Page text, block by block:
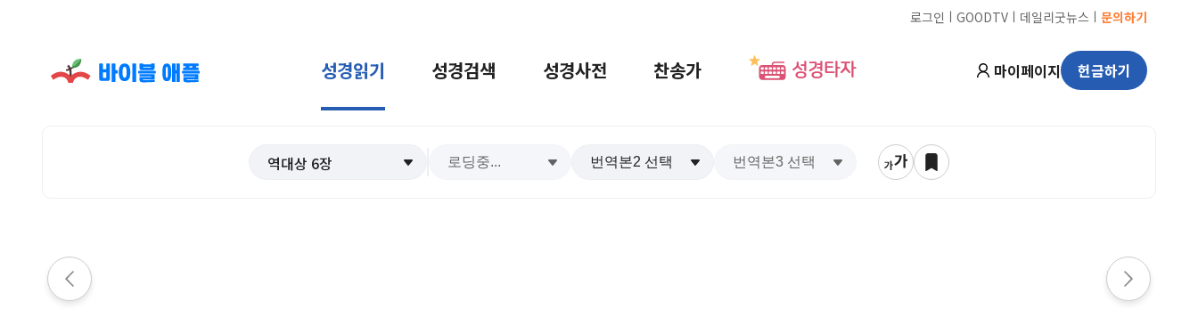
로그인 ㅣ GOODTV ㅣ 데일리굿뉴스 ㅣ 문의하기
성경읽기 성경검색 성경사전 찬송가 성경타자 마이페이지 헌금하기
역대상 6장